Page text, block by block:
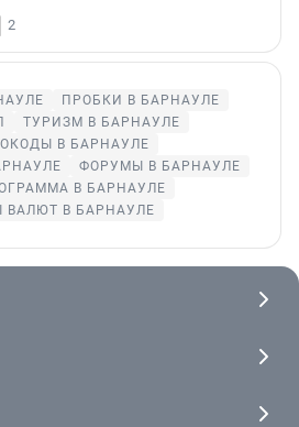
2
ПРОБКИ В БАРНАУЛЕ
ТУРИЗМ В БАРНАУЛЕ
В БАРНАУЛЕ
ФОРУМЫ В БАРНАУЛЕ
В БАРНАУЛЕ
ВАЛЮТ В БАРНАУЛЕ